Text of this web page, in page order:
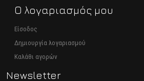
Ο λογαριασμός μου
Είσοδος
Δημιουργία λογαριασμού
Καλάθι αγορών
Newsletter